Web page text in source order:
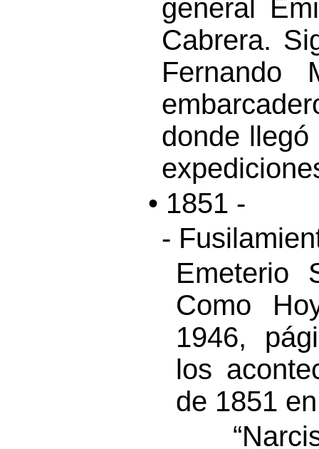
general
Cabrera.
Fernando
donde
• 1851 -
-
Emeterio
Como
1946,
los
de 1851